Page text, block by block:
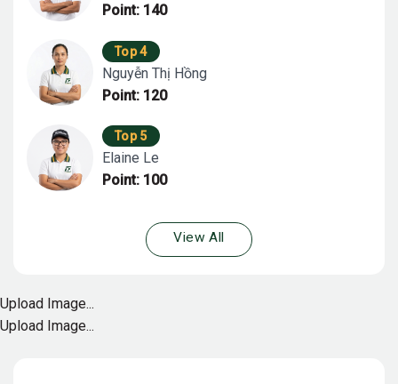
Point: 140
Top 4
Nguyễn Thị Hồng
Point: 120
Top 5
Elaine Le
Point: 100
View All
Upload Image...
Upload Image...